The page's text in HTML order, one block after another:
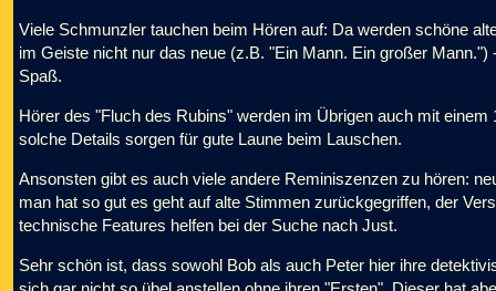
Viele Schmunzler tauchen beim Hören auf: Da werden schöne
im Geiste nicht nur das neue (z.B. "Ein Mann. Ein großer
Spaß.
Hörer des "Fluch des Rubins" werden im Übrigen auch mit
solche Details sorgen für gute Laune beim Lauschen.
Ansonsten gibt es auch viele andere Reminiszenzen zu hören:
man hat so gut es geht auf alte Stimmen zurückgegriffen, der
technische Features helfen bei der Suche nach Just.
Sehr schön ist, dass sowohl Bob als auch Peter hier ihre